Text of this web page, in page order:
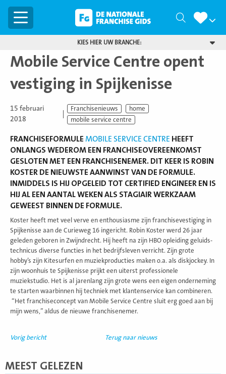
Menu Zoeken
KIES HIER UW BRANCHE:
Mobile Service Centre opent
vestiging in Spijkenisse
15 februari
2018
Franchisenieuws
home
mobile service centre
FRANCHISEFORMULE MOBILE SERVICE CENTRE HEEFT
ONLANGS WEDEROM EEN FRANCHISEOVEREENKOMST
GESLOTEN MET EEN FRANCHISENEMER. DIT KEER IS ROBIN
KOSTER DE NIEUWSTE AANWINST VAN DE FORMULE.
INMIDDELS IS HIJ OPGELEID TOT CERTIFIED ENGINEER EN IS
HIJ AL EEN AANTAL WEKEN ALS STAGIAIR WERKZAAM
GEWEEST BINNEN DE FORMULE.
Koster heeft met veel verve en enthousiasme zijn franchisevestiging in
Spijkenisse aan de Curieweg 16 ingericht. Robin Koster werd 26 jaar
geleden geboren in Zwijndrecht. Hij heeft na zijn HBO opleiding geluids-
technicus diverse functies in het bedrijfsleven verricht. Zijn grote
hobby’s zijn Kitesurfen en muziekproducties maken o.a. als diskjockey. In
zijn woonhuis te Spijkenisse prijkt een uiterst professionele
muziekstudio. Het is al jarenlang zijn grote wens een eigen onderneming
te starten waarbinnen hij techniek met klantenservice kan combineren.
“Het franchiseconcept van Mobile Service Centre sluit erg goed aan bij
mijn wens,” aldus de nieuwe franchisenemer.
Vorig bericht Terug naar nieuws
MEEST GELEZEN